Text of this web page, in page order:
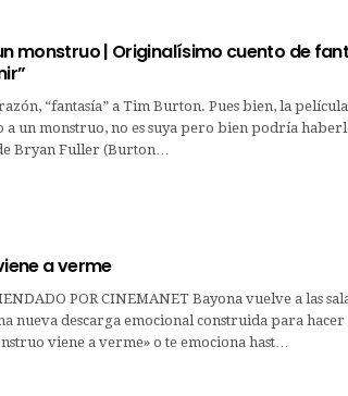
monstruo | Originalísimo cuento de
“fantasía” a Tim Burton. Pues bien, la
a un monstruo, no es suya pero bien podría
Bryan Fuller (Burton…
a verme
POR CINEMANET Bayona vuelve a las
nueva descarga emocional construida para hacer
viene a verme» o te emociona hast…